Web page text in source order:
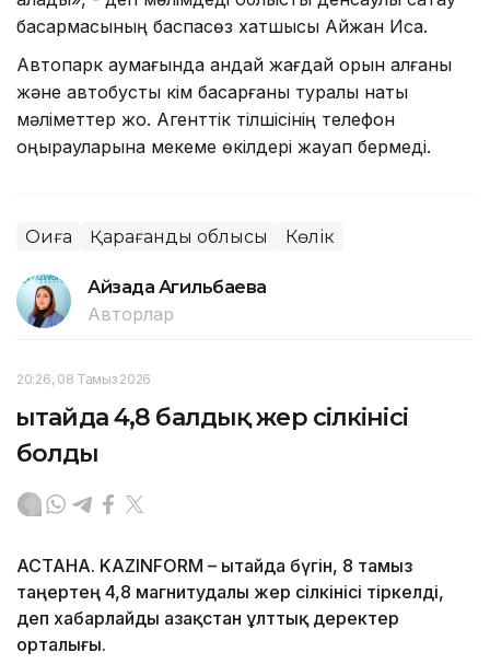
басқармасының баспасөз хатшысы Айжан Иса.
Автопарк аумағында қандай жағдай орын алғаны
және автобусты кім басқарғаны туралы нақты
мәліметтер жоқ. Агенттік тілшісінің телефон
қоңырауларына мекеме өкілдері жауап бермеді.
Оқиға Қарағанды облысы Көлік
Айзада Агильбаева
Авторлар
20:26, 08 Тамыз 2026
Қытайда 4,8 балдық жер сілкінісі
болды
АСТАНА. KAZINFORM – Қытайда бүгін, 8 тамыз
таңертең 4,8 магнитудалы жер сілкінісі тіркелді,
деп хабарлайды Қазақстан ұлттық деректер
орталығы.